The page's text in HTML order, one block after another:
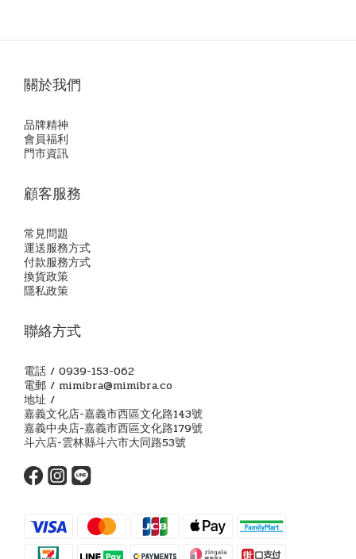
關於我們
品牌精神
會員福利
門市資訊
顧客服務
常見問題
運送服務方式
付款服務方式
換貨政策
隱私政策
聯絡方式
電話 / 0939-153-062
電郵 / mimibra@mimibra.co
地址 /
嘉義文化店-嘉義市西區文化路143號
嘉義中央店-嘉義市西區文化路179號
斗六店-雲林縣斗六市大同路53號